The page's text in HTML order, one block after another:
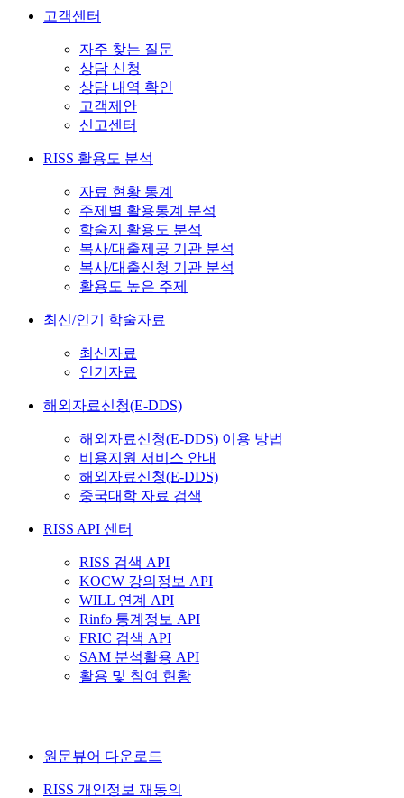
고객센터
자주 찾는 질문
상담 신청
상담 내역 확인
고객제안
신고센터
RISS 활용도 분석
자료 현황 통계
주제별 활용통계 분석
학술지 활용도 분석
복사/대출제공 기관 분석
복사/대출신청 기관 분석
활용도 높은 주제
최신/인기 학술자료
최신자료
인기자료
해외자료신청(E-DDS)
해외자료신청(E-DDS) 이용 방법
비용지원 서비스 안내
해외자료신청(E-DDS)
중국대학 자료 검색
RISS API 센터
RISS 검색 API
KOCW 강의정보 API
WILL 연계 API
Rinfo 통계정보 API
FRIC 검색 API
SAM 분석활용 API
활용 및 참여 현황
원문뷰어 다운로드
RISS 개인정보 재동의